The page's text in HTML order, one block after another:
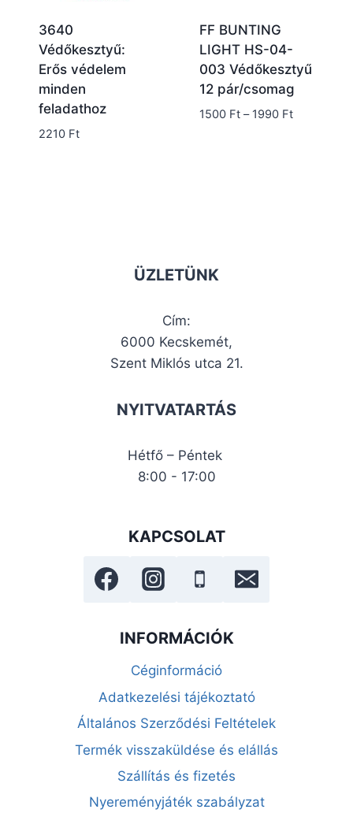
3640
Védőkesztyű:
Erős védelem
minden
feladathoz
2210 Ft
FF BUNTING
LIGHT HS-04-
003 Védőkesztyű
12 pár/csomag
1500 Ft – 1990 Ft
ÜZLETÜNK
Cím:
6000 Kecskemét,
Szent Miklós utca 21.
NYITVATARTÁS
Hétfő – Péntek
8:00 - 17:00
KAPCSOLAT
INFORMÁCIÓK
Céginformáció
Adatkezelési tájékoztató
Általános Szerződési Feltételek
Termék visszaküldése és elállás
Szállítás és fizetés
Nyereményjáték szabályzat